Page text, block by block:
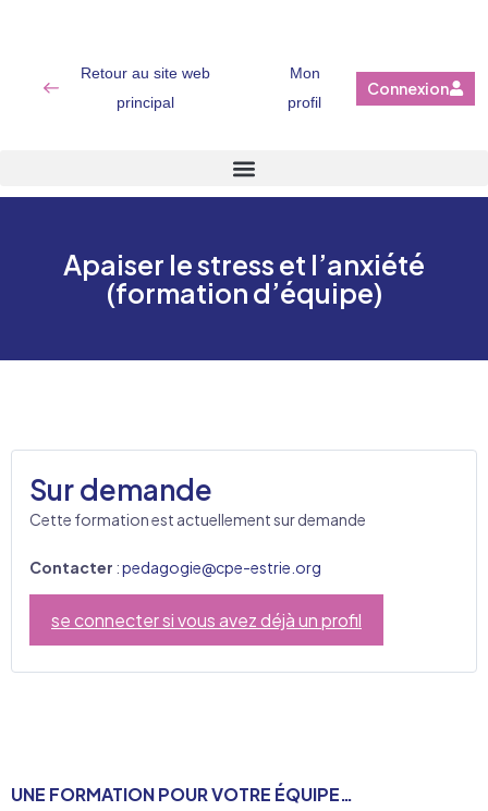
Retour au site web
principal
Mon
profil
Connexion
Apaiser le stress et l’anxiété
(formation d’équipe)
UNE FORMATION POUR VOTRE ÉQUIPE…
Sur demande
Cette formation est actuellement sur demande
Contacter :pedagogie@cpe-estrie.org
se connecter si vous avez déjà un profil